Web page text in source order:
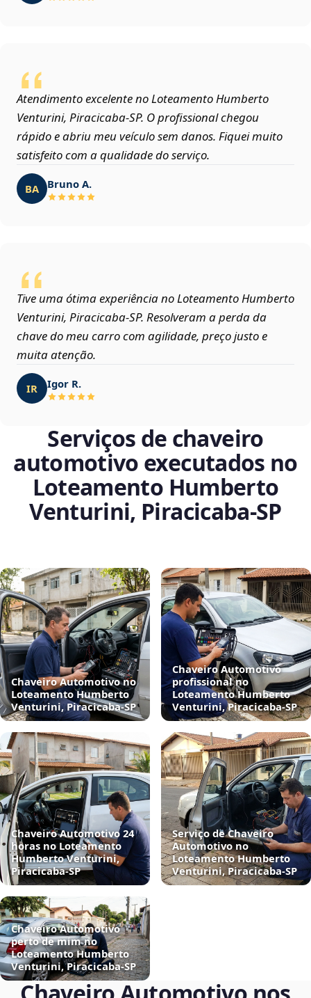
Atendimento excelente no Loteamento Humberto
Venturini, Piracicaba‑SP. O profissional chegou
rápido e abriu meu veículo sem danos. Fiquei muito
satisfeito com a qualidade do serviço.
BA Bruno A.
Tive uma ótima experiência no Loteamento Humberto
Venturini, Piracicaba‑SP. Resolveram a perda da
chave do meu carro com agilidade, preço justo e
muita atenção.
IR Igor R.
Serviços de chaveiro
automotivo executados no
Loteamento Humberto
Venturini, Piracicaba‑SP
Chaveiro Automotivo no
Loteamento Humberto
Venturini, Piracicaba‑SP
Chaveiro Automotivo
profissional no
Loteamento Humberto
Venturini, Piracicaba‑SP
Chaveiro Automotivo 24
horas no Loteamento
Humberto Venturini,
Piracicaba‑SP
Serviço de Chaveiro
Automotivo no
Loteamento Humberto
Venturini, Piracicaba‑SP
Chaveiro Automotivo
perto de mim no
Loteamento Humberto
Venturini, Piracicaba‑SP